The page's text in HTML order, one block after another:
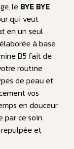
le BYE BYE
qui veut
en un seul
à base
B5 fait de
routine
de peau et
vos
en douceur
par ce soin
repulpée et